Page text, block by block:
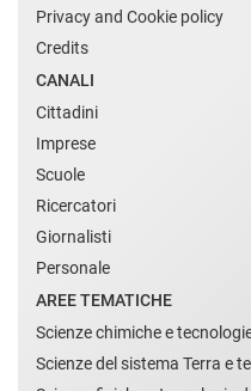
Privacy and Cookie policy
Credits
CANALI
Cittadini
Imprese
Scuole
Ricercatori
Giornalisti
Personale
AREE TEMATICHE
Scienze chimiche e
Scienze del sistema Terra e